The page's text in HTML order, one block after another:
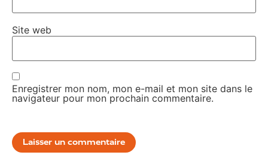
Site web
Enregistrer mon nom, mon e-mail et mon site dans le
navigateur pour mon prochain commentaire.